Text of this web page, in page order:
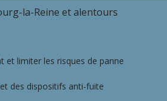
la-Reine et alentours
et limiter les risques de panne
des dispositifs anti-fuite